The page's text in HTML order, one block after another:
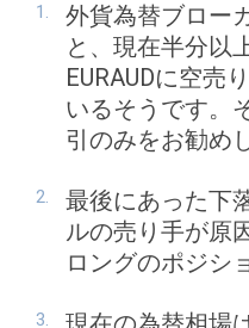
外貨為替ブロー
と、現在半分以
EURAUDに空売
いるそうです。
引のみをお勧め
最後にあった下
ルの売り手が原
ロングのポジシ